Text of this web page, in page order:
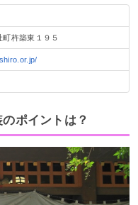
杵築東１９５
ポイントは？